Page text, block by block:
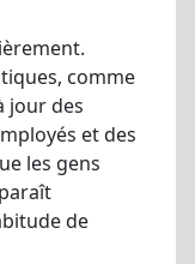
comme
jour des
et des
les gens
de